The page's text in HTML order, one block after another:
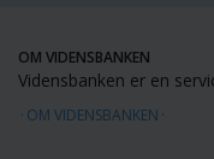
OM VIDENSBANKEN
Vidensbanken er en
OM VIDENSBANKEN